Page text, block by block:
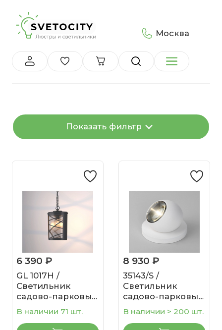
Москва
Показать фильтр
6 390 ₽
GL 1017H /
Светильник
садово-парковый
Premier H
черный
В наличии 71 шт.
8 930 ₽
35143/S /
Светильник
садово-парковый
со светодиодами
Ball LED белый
В наличии > 200 шт.